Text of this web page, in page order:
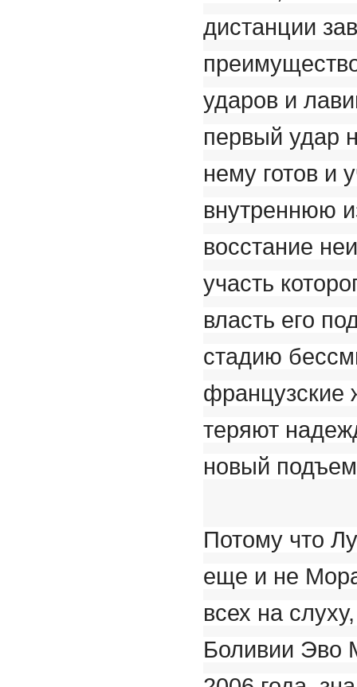
дистанции
ударов и
первый удар
нему готов и
внутреннюю
восстание
участь
власть его
стадию
французские
теряют
новый
Потому что
еще и не
всех на
Боливии Эво